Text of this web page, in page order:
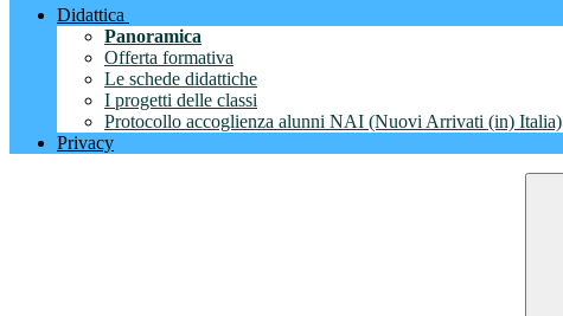
Didattica
Panoramica
Offerta formativa
Le schede didattiche
I progetti delle classi
Protocollo accoglienza alunni NAI (Nuovi Arrivati (in) Italia)
Privacy